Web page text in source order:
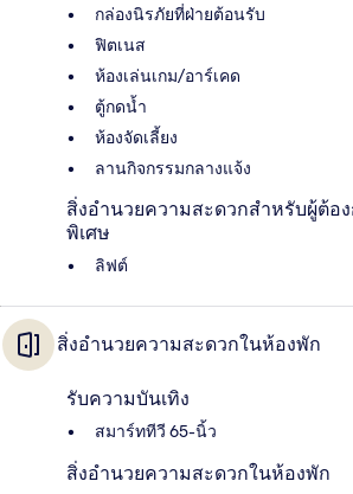
กล่องนิรภัยที่ฝ่ายต้อนรับ
ฟิตเนส
ห้องเล่นเกม/อาร์เคด
ตู้กดน้ำ
ห้องจัดเลี้ยง
ลานกิจกรรมกลางแจ้ง
สิ่งอำนวยความสะดวกสำหรับผู้ต้อ
พิเศษ
ลิฟต์
สิ่งอำนวยความสะดวกในห้องพัก
รับความบันเทิง
สมาร์ททีวี 65-นิ้ว
สิ่งอำนวยความสะดวกในห้องพัก